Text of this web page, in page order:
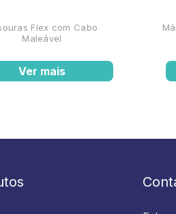
Flex com Cabo
Maleável
Ver mais